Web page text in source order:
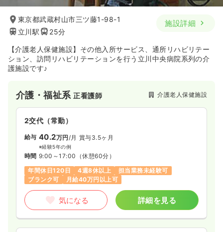
東京都武蔵村山市三ツ藤1-98-1
立川駅
25分
施設詳細
【介護老人保健施設】その他入所サービス、通所リハビリテー
ション、訪問リハビリテーションを行う立川中央病院系列の介
護施設です♪
介護・福祉系正看護師 介護老人保健施設
2交代（常勤）
給与 40.2万円 /月 賞与3.5ヶ月
※経験5年の例
時間 9:00～17:00 （休憩60分）
年間休日120日
4週8休以上
担当業務未経験可
ブランク可
月給40万円以上可
気になる 詳細を見る